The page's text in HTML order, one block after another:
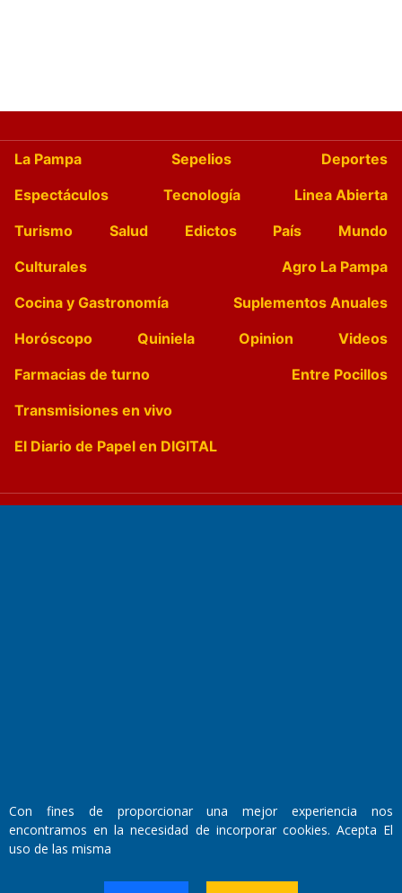
La Pampa Sepelios
Deportes
Espectáculos
Tecnología
Linea Abierta
Turismo
Salud Edictos País
Mundo
Culturales
Agro La Pampa
Cocina y Gastronomía
Suplementos Anuales
Horóscopo
Quiniela Opinion
Videos
Farmacias de turno
Entre Pocillos
Transmisiones en vivo
El Diario de Papel en DIGITAL
Santa Rosa, La Pampa.
Con fines de proporcionar una mejor experiencia nos
encontramos en la necesidad de incorporar cookies. Acepta El
uso de las misma